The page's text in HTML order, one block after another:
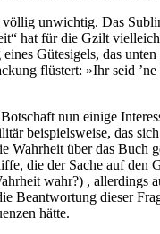
unwichtig. Das
hat für die Gzilt
Gütesigels, das
flüstert: »Ihr seid
nun einige
beispielsweise, das
Wahrheit über das Buch
die der Sache auf den
wahr?) , allerdings
Beantwortung dieser
hätte.